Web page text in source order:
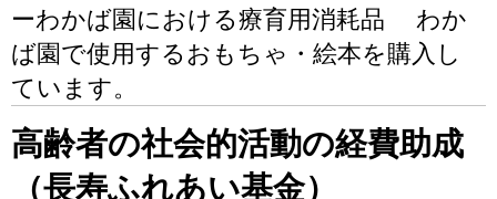
ーわかば園における療育用消耗品 わか
ば園で使用するおもちゃ・絵本を購入し
ています。
高齢者の社会的活動の経費助成
（長寿ふれあい基金）